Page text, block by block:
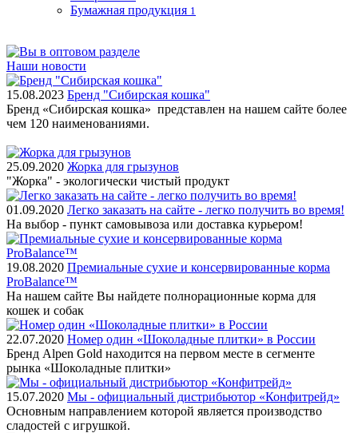
Бумажная продукция 1
Наши новости
15.08.2023 Бренд "Сибирская кошка"
Бренд «Сибирская кошка» представлен на нашем сайте более
чем 120 наименованиями.
25.09.2020 Жорка для грызунов
"Жорка" - экологически чистый продукт
01.09.2020 Легко заказать на сайте - легко получить во время!
На выбор - пункт самовывоза или доставка курьером!
19.08.2020 Премиальные сухие и консервированные корма
ProBalance™
На нашем сайте Вы найдете полнорационные корма для
кошек и собак
22.07.2020 Номер один «Шоколадные плитки» в России
Бренд Alpen Gold находится на первом месте в сегменте
рынка «Шоколадные плитки»
15.07.2020 Мы - официальный дистрибьютор «Конфитрейд»
Основным направлением которой является производство
сладостей с игрушкой.